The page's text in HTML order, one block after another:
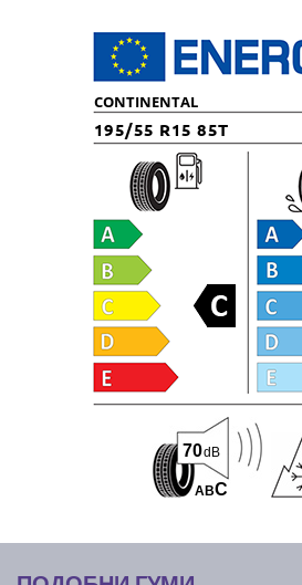
CONTINENTAL
195/55 R15 85T
ABC
70dB